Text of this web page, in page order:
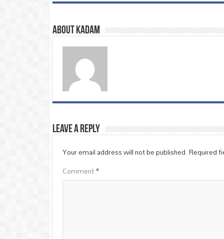
About Kadam
Leave a Reply
Your email address will not be published.Required
Comment*